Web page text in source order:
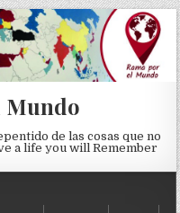
Mundo
de las cosas que no
a life you will Remember